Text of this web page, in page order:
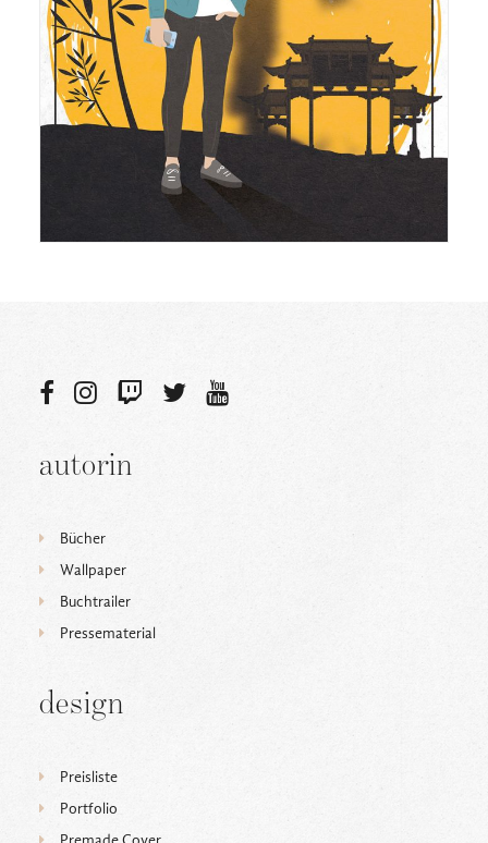
autorin
Bücher
Wallpaper
Buchtrailer
Pressematerial
design
Preisliste
Portfolio